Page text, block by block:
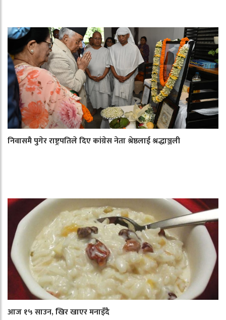
निवासमै पुगेर राष्ट्रपतिले दिए कांग्रेस नेता श्रेष्ठलाई श्रद्धाञ्जली
आज १५ साउन, खिर खाएर मनाइँदै